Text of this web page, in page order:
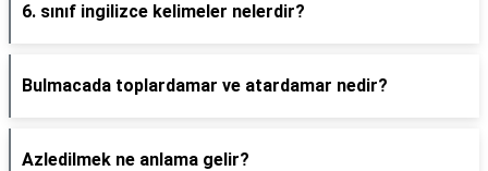
6. sınıf ingilizce kelimeler nelerdir?
Bulmacada toplardamar ve atardamar nedir?
Azledilmek ne anlama gelir?